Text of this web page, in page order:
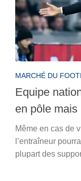
MARCHÉ DU
Equipe
en pôle mais
Même en cas de
l’entraîneur
plupart des